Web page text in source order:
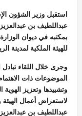
استقبل وزير الشؤون
بمكتبه في ديوان
للهيئة الملكية لمدينة
وجرى خلال اللقاء
الموضوعات ذات
وتشييدها وتعزيز
لاستعراض أعمال الهيئة
عبداللطيف بن